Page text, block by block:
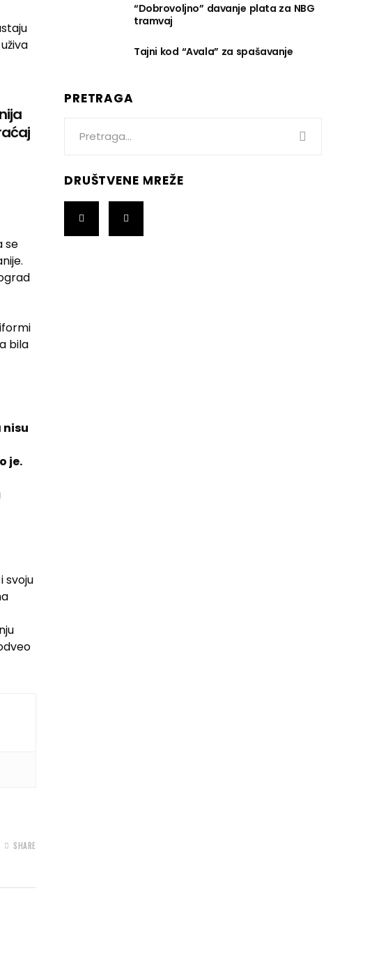
se
bila
nisu
je.
svoju
SHARE
“Dobrovoljno” davanje plata za NBG
tramvaj
Tajni kod “Avala” za spašavanje
PRETRAGA
DRUŠTVENE MREŽE